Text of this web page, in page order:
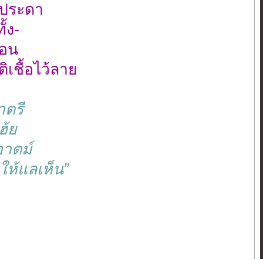
ะดา
-
น
อไว้ลาย
รี
ย
ตม์
แลเห็น”